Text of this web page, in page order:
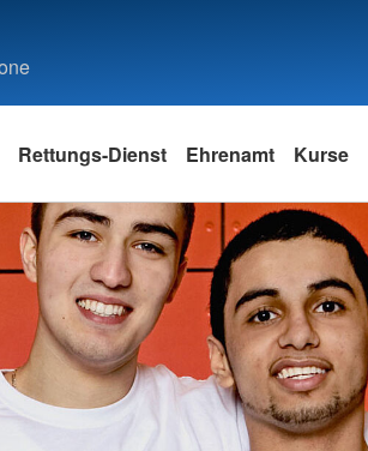
Rettungs-Dienst Ehrenamt Kurse